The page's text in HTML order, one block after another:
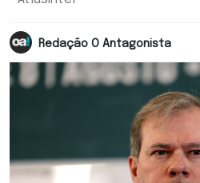
Redação O Antagonista